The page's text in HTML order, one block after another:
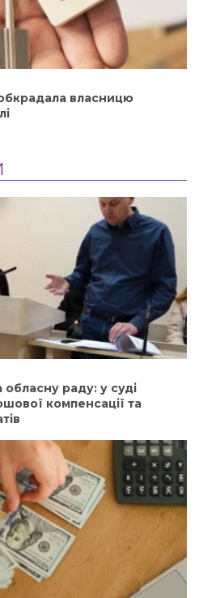
власницю
обласну раду: у суді
компенсації та